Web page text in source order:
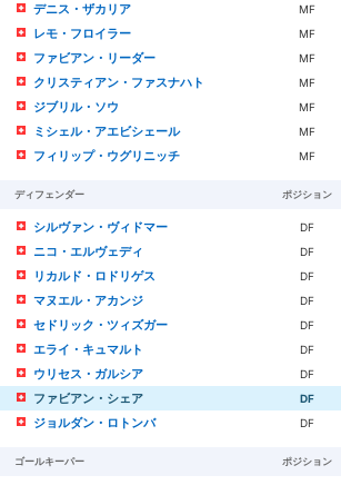
デニス・ザカリア
MF
レモ・フロイラー
MF
ファビアン・リーダー
MF
クリスティアン・ファスナハト
MF
ジブリル・ソウ
MF
ミシェル・アエビシェール
MF
フィリップ・ウグリニッチ
MF
ディフェンダー ポジション
シルヴァン・ヴィドマー DF
ニコ・エルヴェディ
DF
リカルド・ロドリゲス
DF
マヌエル・アカンジ
DF
セドリック・ツィズガー
DF
エライ・キュマルト
DF
ウリセス・ガルシア
DF
ファビアン・シェア
DF
ジョルダン・ロトンバ
DF
ゴールキーパー ポジション